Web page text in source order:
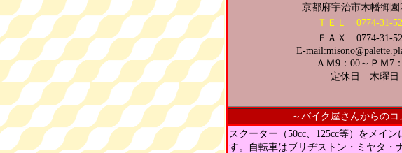
京都府宇治市木幡御園
ＴＥＬ 0774-31-
ＦＡＸ 0774-31-
E-
ＡＭ9：00～ＰＭ7
定休日 木曜日
～バイク屋さんからのコ
スクーター（50cc、125cc等）をメイ
す。自転車はブリヂストン・ミヤタ・